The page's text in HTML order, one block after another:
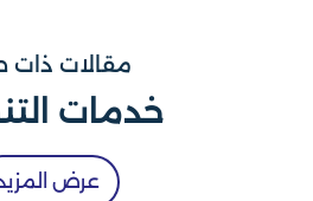
مقالات ذات
خدمات
عرض